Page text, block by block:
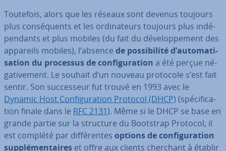
Toutefois, alors que les réseaux sont devenus toujours
plus con­sé­quents et les or­di­na­teurs toujours plus in­dé­
pen­dants et plus mobiles (du fait du dé­ve­lop­pe­ment des
appareils mobiles), l’absence de pos­si­bi­lité d’au­to­ma­ti­
sa­tion du processus de con­fi­gu­ra­tion a été perçue né­
ga­ti­ve­ment. Le souhait d’un nouveau protocole s’est fait
sentir. Son suc­ces­seur fut trouvé en 1993 avec le
Dynamic Host Con­fi­gu­ra­tion Protocol (DHCP) (spé­ci­fi­ca­
tion finale dans le RFC 2131). Même si le DHCP se base en
grande partie sur la structure du Bootstrap Protocol, il
est complété par dif­fé­rentes options de con­fi­gu­ra­tion
sup­plé­men­taires et offre aux clients cherchant à établir